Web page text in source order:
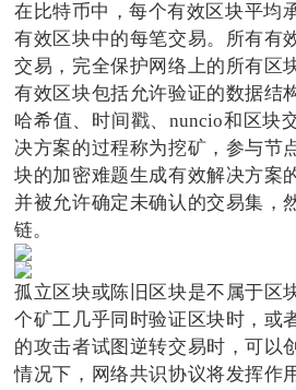
在比特币中，每个有效区块平均
有效区块中的每笔交易。所有有
交易，完全保护网络上的所有区
有效区块包括允许验证的数据结
哈希值、时间戳、nuncio和区块
决方案的过程称为挖矿，参与节
块的加密难题生成有效解决方案
并被允许确定未确认的交易集，
链。
孤立区块或陈旧区块是不属于区
个矿工几乎同时验证区块时，或
的攻击者试图逆转交易时，可以
情况下，网络共识协议将发挥作